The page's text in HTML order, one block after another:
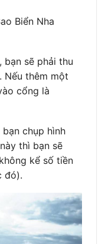
Biển Nha
sẽ phải thu
Nếu thêm một
cổng là
bạn chụp hình
thì bạn sẽ
kể số tiền
đó).